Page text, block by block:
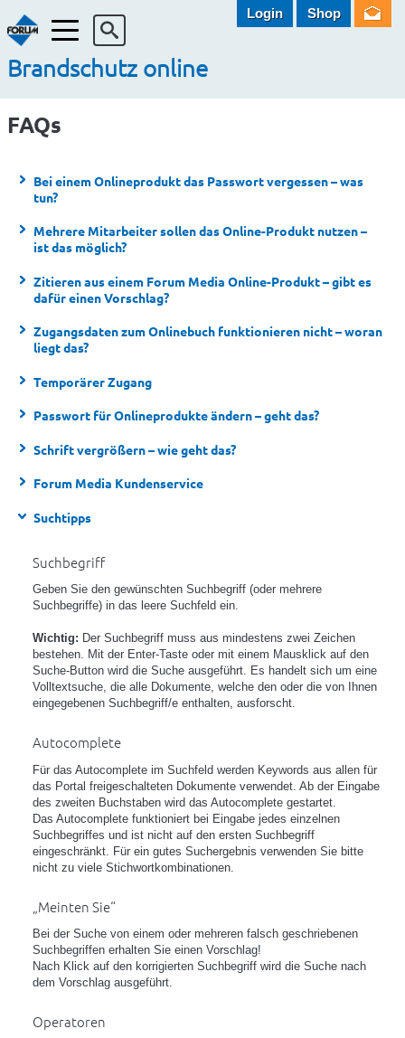
Menü
Brandschutz online
Login Shop
FAQs
Bei einem Onlineprodukt das Passwort vergessen – was
tun?
Mehrere Mitarbeiter sollen das Online-Produkt nutzen –
ist das möglich?
Zitieren aus einem Forum Media Online-Produkt – gibt es
dafür einen Vorschlag?
Zugangsdaten zum Onlinebuch funktionieren nicht – woran
liegt das?
Temporärer Zugang
Passwort für Onlineprodukte ändern – geht das?
Schrift vergrößern – wie geht das?
Forum Media Kundenservice
Suchtipps
Suchbegriff
Geben Sie den gewünschten Suchbegriff (oder mehrere
Suchbegriffe) in das leere Suchfeld ein.
Wichtig: Der Suchbegriff muss aus mindestens zwei Zeichen
bestehen. Mit der Enter-Taste oder mit einem Mausklick auf den
Suche-Button wird die Suche ausgeführt. Es handelt sich um eine
Volltextsuche, die alle Dokumente, welche den oder die von Ihnen
eingegebenen Suchbegriff/e enthalten, ausforscht.
Autocomplete
Für das Autocomplete im Suchfeld werden Keywords aus allen für
das Portal freigeschalteten Dokumente verwendet. Ab der Eingabe
des zweiten Buchstaben wird das Autocomplete gestartet.
Das Autocomplete funktioniert bei Eingabe jedes einzelnen
Suchbegriffes und ist nicht auf den ersten Suchbegriff
eingeschränkt. Für ein gutes Suchergebnis verwenden Sie bitte
nicht zu viele Stichwortkombinationen.
„Meinten Sie“
Bei der Suche von einem oder mehreren falsch geschriebenen
Suchbegriffen erhalten Sie einen Vorschlag!
Nach Klick auf den korrigierten Suchbegriff wird die Suche nach
dem Vorschlag ausgeführt.
Operatoren